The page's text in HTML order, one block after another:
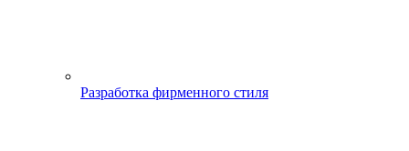
Разработка фирменного стиля